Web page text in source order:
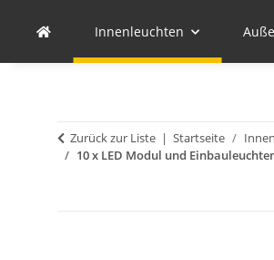
Innenleuchten
Zurück zur Liste Startseite
10 x LED Modul und